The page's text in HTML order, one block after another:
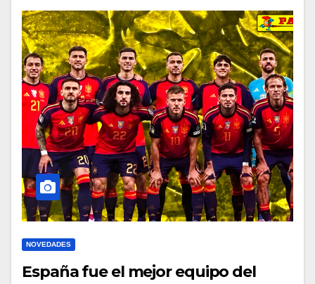
NOVEDADES
España fue el mejor equipo del